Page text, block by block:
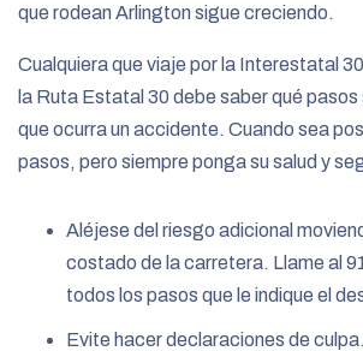
que rodean Arlington sigue creciendo.
Cualquiera que viaje por la Interestatal
la Ruta Estatal 30 debe saber qué
que ocurra un accidente. Cuando sea
pasos, pero siempre ponga su salud y
Aléjese del riesgo adicional
costado de la carretera. Llame al
todos los pasos que le indique el
Evite hacer declaraciones de